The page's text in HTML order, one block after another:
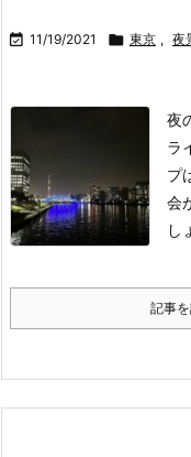
 11/19/2021  東京 , 夜
夜
ラ
プ
会
し
記事